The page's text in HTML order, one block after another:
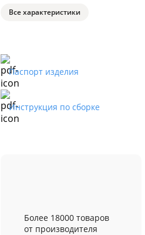
Все характеристики
Паспорт изделия
Инструкция по сборке
Более 18000 товаров
от производителя